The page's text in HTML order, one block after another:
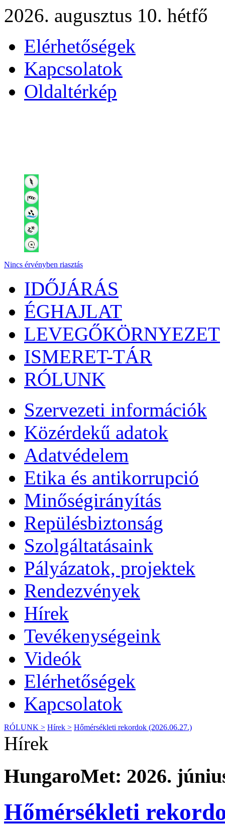
2026. augusztus 10. hétfő
Elérhetőségek
Kapcsolatok
Oldaltérkép
Nincs érvényben riasztás
IDŐJÁRÁS
ÉGHAJLAT
LEVEGŐKÖRNYEZET
ISMERET-TÁR
RÓLUNK
Szervezeti információk
Közérdekű adatok
Adatvédelem
Etika és antikorrupció
Minőségirányítás
Repülésbiztonság
Szolgáltatásaink
Pályázatok, projektek
Rendezvények
Hírek
Tevékenységeink
Videók
Elérhetőségek
Kapcsolatok
RÓLUNK > Hírek > Hőmérsékleti rekordok (2026.06.27.)
Hírek
HungaroMet: 2026.
Hőmérsékleti